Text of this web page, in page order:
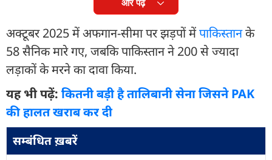
और पढ़ें
अक्टूबर 2025 में अफगान-सीमा पर झड़पों मेंपाकिस्तानके
58 सैनिक मारे गए, जबकि पाकिस्तान ने 200 से ज्यादा
लड़ाकों के मरने का दावा किया.
यह भी पढ़ें: कितनी बड़ी है तालिबानी सेना जिसने PAK
की हालत खराब कर दी
सम्बंधित ख़बरें